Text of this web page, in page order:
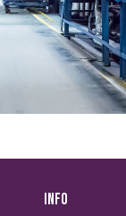
INFO